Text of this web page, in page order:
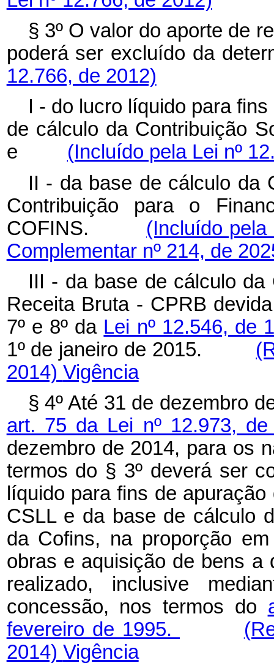
§ 3º O valor do aporte de
poderá ser excluído da
12.766, de 2012)
I - do lucro líquido para
de cálculo da Contribuição
e (Incluído pela Lei nº
II - da base de cálculo da
Contribuição para o
COFINS. (Incluído
Complementar nº 214, de
III - da base de cálculo da
Receita Bruta - CPRB
7º e 8º da Lei nº 12.546, de
1º de janeiro de 2015.
2014) Vigência
§ 4º Até 31 de dezembro
art. 75 da Lei nº 12.973,
dezembro de 2014, para os
termos do § 3º deverá ser
líquido para fins de
CSLL e da base de cálculo
da Cofins, na proporção
obras e aquisição de bens a
realizado, inclusive
concessão, nos termos do
fevereiro de 1995.
2014) Vigência